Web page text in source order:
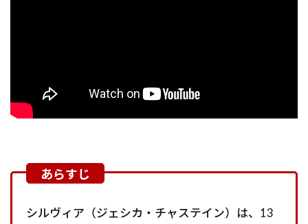
シルヴィア（ジェシカ・チャステイン）は、13